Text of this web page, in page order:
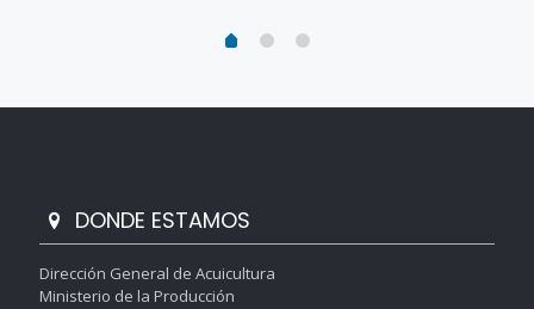
DONDE ESTAMOS
Dirección General de Acuicultura
Ministerio de la Producción